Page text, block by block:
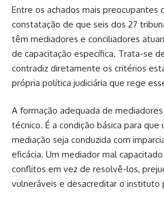
Entre os achados mais preocupantes
constatação de que seis dos 27
têm mediadores e conciliadores
de capacitação específica. Trata-se
contradiz diretamente os critérios
própria política judiciária que rege
A formação adequada de
técnico. É a condição básica para que
mediação seja conduzida com
eficácia. Um mediador mal
conflitos em vez de resolvê-los,
vulneráveis e desacreditar o instituto